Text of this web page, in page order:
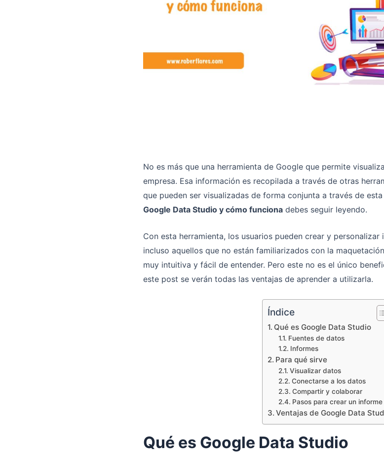
No es más que una herramienta de Google que permite
empresa. Esa información es recopilada a través de otras
que pueden ser visualizadas de forma conjunta a través de
Google Data Studio y cómo funciona debes seguir leyendo.
Con esta herramienta, los usuarios pueden crear y
incluso aquellos que no están familiarizados con la
muy intuitiva y fácil de entender. Pero este no es el único
este post se verán todas las ventajas de aprender a utilizarla.
Índice
Qué es Google Data Studio
Fuentes de datos
Informes
Para qué sirve
Visualizar datos
Conectarse a los datos
Compartir y colaborar
Pasos para crear un informe
Ventajas de Google Data
Qué es Google Data Studio